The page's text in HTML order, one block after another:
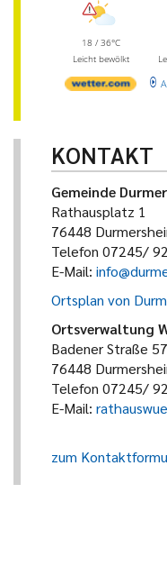
18 / 36°C
Leicht bewölkt
KONTAKT
Gemeinde
Rathausplatz 1
76448
Telefon 07245/
E-Mail:
Ortsplan von
Ortsverwaltung
Badener Straße 57
76448
Telefon 07245/
E-Mail:
zum